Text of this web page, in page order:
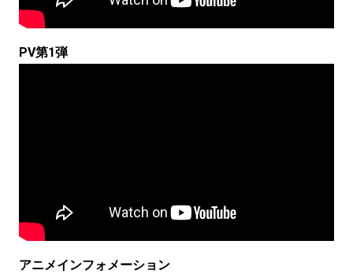
PV第1弾
アニメインフォメーション